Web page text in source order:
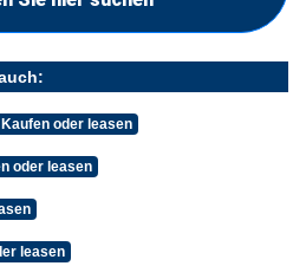
oder leasen
oder leasen
leasen